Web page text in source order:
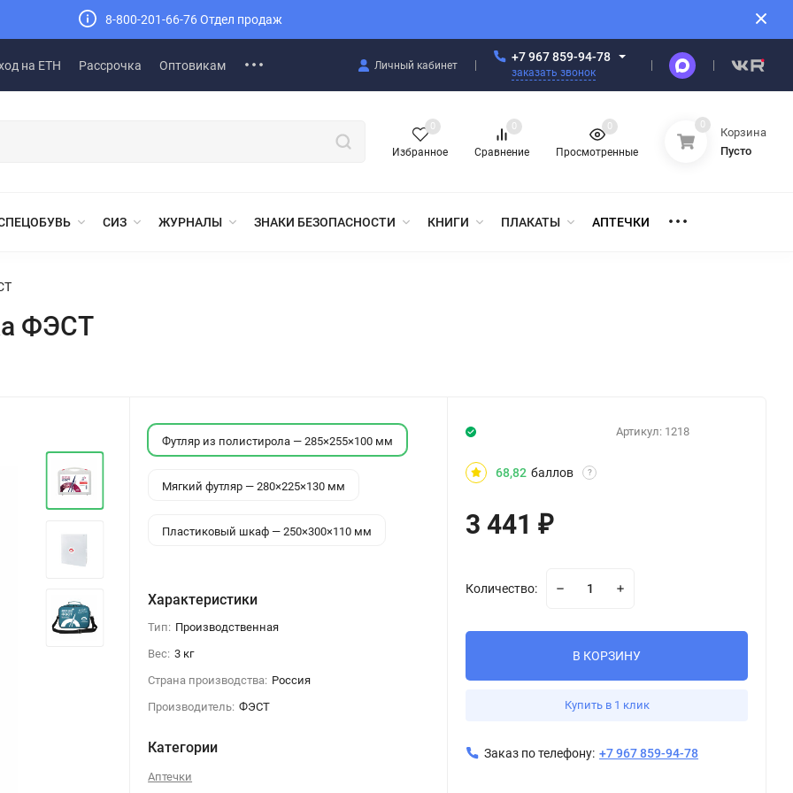
8-800-201-66-76 Отдел продаж
на ЕТН Рассрочка Оптовикам Личный кабинет
+7 967 859-94-78
заказать звонок
Избранное
0
Сравнение
0
Просмотренные
0 0
Корзина
Пусто
СИЗ ЖУРНАЛЫ ЗНАКИ БЕЗОПАСНОСТИ КНИГИ ПЛАКАТЫ АПТЕЧКИ
ФЭСТ
Футляр из полистирола — 285×255×100 мм
Мягкий футляр — 280×225×130 мм
Пластиковый шкаф — 250×300×110 мм
Характеристики
Тип: Производственная
Вес: 3 кг
Страна производства: Россия
Производитель: ФЭСТ
Категории
Аптечки
Артикул: 1218
68,82 баллов ?
3 441₽
Количество:
В КОРЗИНУ
Купить в 1 клик
Заказ по телефону: +7 967 859-94-78